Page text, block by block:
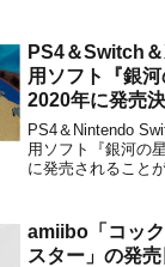
格の1,584円(税込)
PS4＆Switch
用ソフト『銀
2020年に発売
しめるリアルタ
ュレーション
PS4＆Nintendo
用ソフト『銀河の
に発売されること
のインディーゲー
Spirits...
amiibo「コッ
スター」の発